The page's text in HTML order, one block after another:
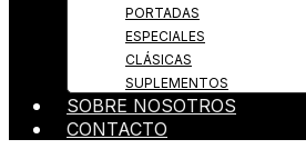
PORTADAS
ESPECIALES
CLÁSICAS
SUPLEMENTOS
SOBRE NOSOTROS
CONTACTO